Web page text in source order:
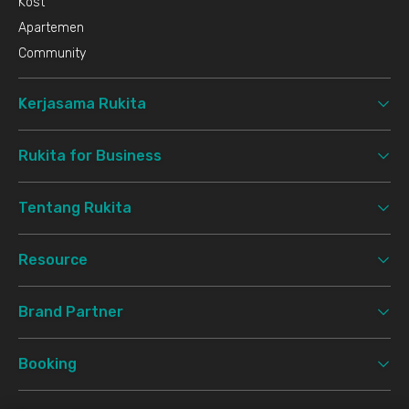
Apartemen
Community
Kerjasama Rukita
Rukita for Business
Tentang Rukita
Resource
Brand Partner
Booking